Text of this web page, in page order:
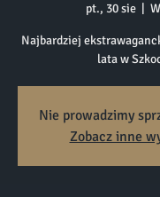
pt., 30 sie
Najbardziej
lata w
Nie prowadzimy
Zobacz inne